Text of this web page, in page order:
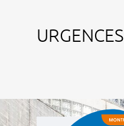
URGENCES